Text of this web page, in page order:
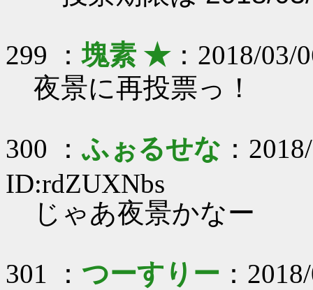
299 ：塊素 ★：2018/03/
夜景に再投票っ！
300 ：ふぉるせな ：
ID:rdZUXNbs
じゃあ夜景かなー
301 ： つーすりー ：